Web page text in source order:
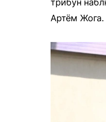
трибун
Артём Жога.